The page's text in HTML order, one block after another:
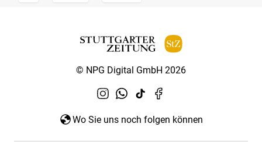
© NPG Digital GmbH 2026
Wo Sie uns noch folgen können